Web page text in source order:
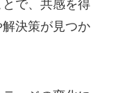
で、共感を得
決策が見つか